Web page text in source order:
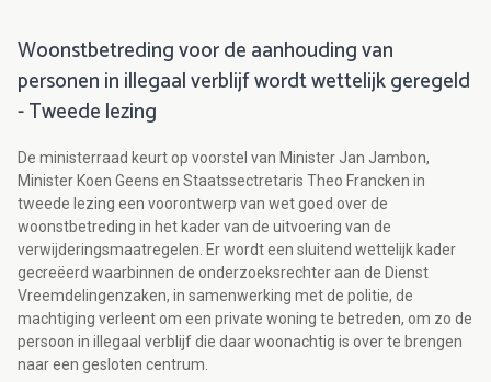
Woonstbetreding voor de aanhouding van
personen in illegaal verblijf wordt wettelijk geregeld
- Tweede lezing
De ministerraad keurt op voorstel van Minister Jan Jambon,
Minister Koen Geens en Staatssectretaris Theo Francken in
tweede lezing een voorontwerp van wet goed over de
woonstbetreding in het kader van de uitvoering van de
verwijderingsmaatregelen. Er wordt een sluitend wettelijk kader
gecreëerd waarbinnen de onderzoeksrechter aan de Dienst
Vreemdelingenzaken, in samenwerking met de politie, de
machtiging verleent om een private woning te betreden, om zo de
persoon in illegaal verblijf die daar woonachtig is over te brengen
naar een gesloten centrum.